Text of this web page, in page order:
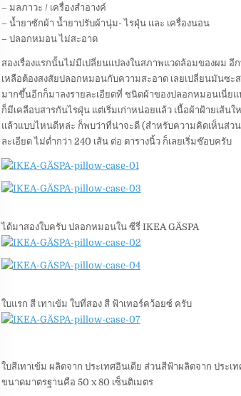
– มลภาวะ / เครื่องสำอางค์
– น้ำยาซักผ้า น้ำยาปรับผ้านุ่ม- ไรฝุ่น และ เครื่องนอน
– ปลอกหมอน ไม่สะอาด
สองเรื่องแรกนั้นไม่มีเปลี่ยนแปลงในสภาพแวดล้อมของผม
เหลือต้องสงสัยปลอกหมอนกับความสะอาด เลยเปลี่ยนมันซ
มากขึ้นอีกก็มาลงรายละเอียดที่ ชนิดผ้าของปลอกหมอนเนี่ย
ก็มีเคลือบสารกันไรฝุ่น แต่เริ่มเก่าหน่อยแล้ว เนื้อผ้าฝ้ายเส้
แล้วแบบไหนดีหล่ะ ก็พบว่าที่น่าจะดี (สำหรับความคิดเห็นส่
ละเอียด ไม่ต่ำกว่า 240 เส้น ต่อ ตารางนิ้ว ก็เลยเริ่มช๊อบครับ
ได้มาสองใบครับ ปลอกหมอนใน ซีรี่ IKEA GÄSPA
ใบแรก สี เทาเข้ม ใบที่สอง สี ฟ้าเทอร์คว้อยซ์ ครับ
ใบสีเทาเข้ม ผลิตจาก ประเทศอินเดีย ส่วนสีฟ้าผลิตจาก ประเ
ขนาดมาตรฐานคือ 50 x 80 เซ็นติเมตร